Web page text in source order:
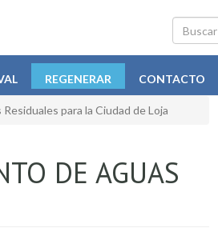
Buscar
REGENERAR CONTACTO
para la Ciudad de Loja
DE AGUAS